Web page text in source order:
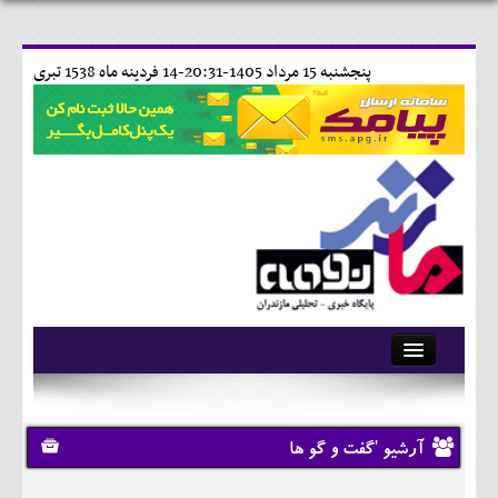
14 فردينه ماه 1538 تبری پنجشنبه 15 مرداد 1405-20:31-
آرشیو
تماس با ما
وبلاگ
آرشیو 'گفت و گو ها